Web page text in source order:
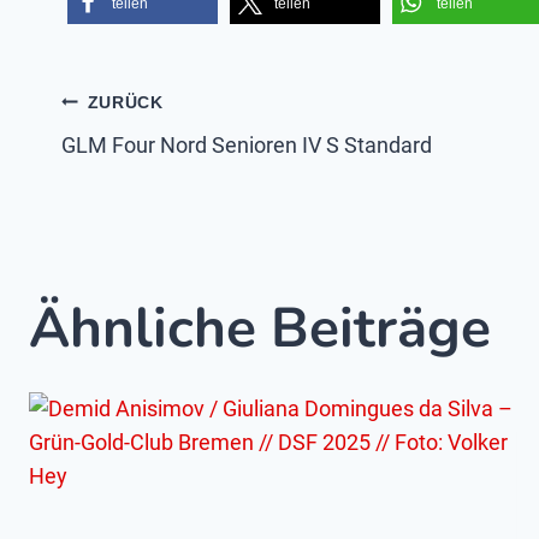
teilen teilen teilen
Beitragsnavigation
ZURÜCK
GLM Four Nord Senioren IV S Standard
Ähnliche Beiträge